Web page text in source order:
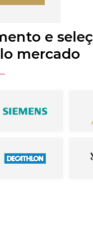
e
mercado